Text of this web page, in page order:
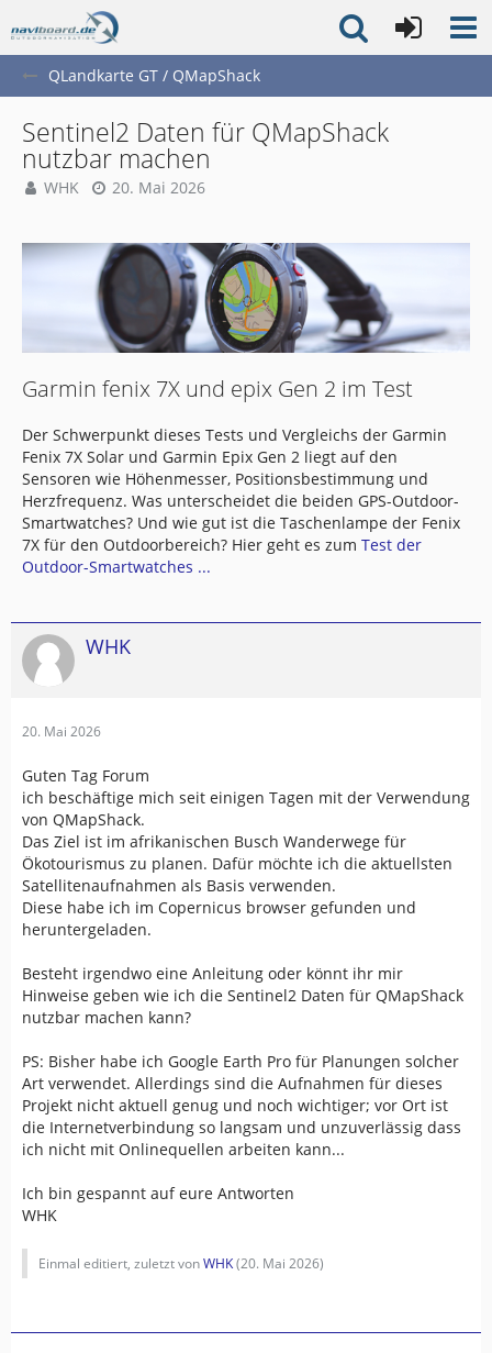
QLandkarte GT / QMapShack
Sentinel2 Daten für QMapShack
nutzbar machen
WHK 20. Mai 2026
Garmin fenix 7X und epix Gen 2 im Test
Der Schwerpunkt dieses Tests und Vergleichs der Garmin
Fenix 7X Solar und Garmin Epix Gen 2 liegt auf den
Sensoren wie Höhenmesser, Positionsbestimmung und
Herzfrequenz. Was unterscheidet die beiden GPS-Outdoor-
Smartwatches? Und wie gut ist die Taschenlampe der Fenix
7X für den Outdoorbereich? Hier geht es zum Test der
Outdoor-Smartwatches ...
WHK
20. Mai 2026
Guten Tag Forum
ich beschäftige mich seit einigen Tagen mit der Verwendung
von QMapShack.
Das Ziel ist im afrikanischen Busch Wanderwege für
Ökotourismus zu planen. Dafür möchte ich die aktuellsten
Satellitenaufnahmen als Basis verwenden.
Diese habe ich im Copernicus browser gefunden und
heruntergeladen.
Besteht irgendwo eine Anleitung oder könnt ihr mir
Hinweise geben wie ich die Sentinel2 Daten für QMapShack
nutzbar machen kann?
PS: Bisher habe ich Google Earth Pro für Planungen solcher
Art verwendet. Allerdings sind die Aufnahmen für dieses
Projekt nicht aktuell genug und noch wichtiger; vor Ort ist
die Internetverbindung so langsam und unzuverlässig dass
ich nicht mit Onlinequellen arbeiten kann...
Ich bin gespannt auf eure Antworten
WHK
Einmal editiert, zuletzt vonWHK(20. Mai 2026)